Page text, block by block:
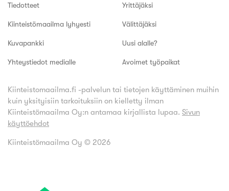
Tiedotteet
Kiinteistömaailma lyhyesti
Kuvapankki
Yhteystiedot medialle
Yrittäjäksi
Välittäjäksi
Uusi alalle?
Avoimet työpaikat
Kiinteistomaailma.fi -palvelun tai tietojen käyttäminen muihin
kuin yksityisiin tarkoituksiin on kielletty ilman
Kiinteistömaailma Oy:n antamaa kirjallista lupaa. Sivun
käyttöehdot
Kiinteistömaailma Oy © 2026